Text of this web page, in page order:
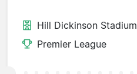
Hill Dickinson Stadium
Premier League